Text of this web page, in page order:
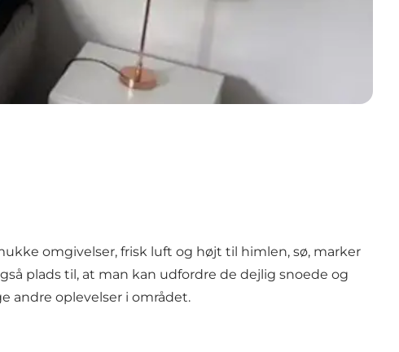
omgivelser, frisk luft og højt til himlen, sø, marker
plads til, at man kan udfordre de dejlig snoede og
andre oplevelser i området.